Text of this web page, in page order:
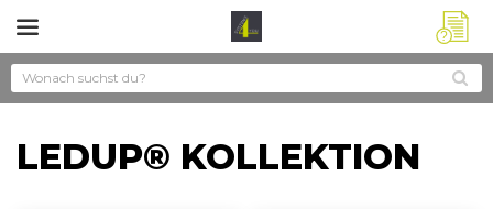
?
LEDUP® KOLLEKTION